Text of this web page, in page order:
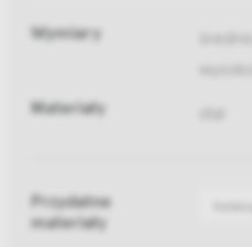
Wymiary
Materiały stal
Przydatne
materiały